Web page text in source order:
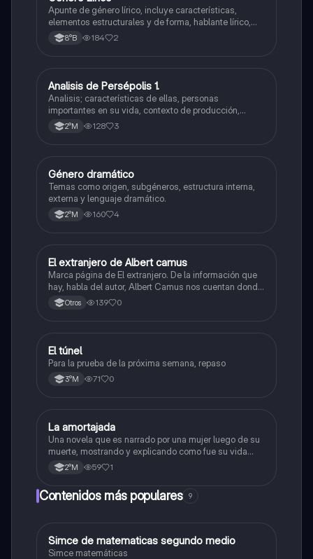
Apunte de género lírico, incluye características,
elementos estructurales y de forma, hablante lírico,
objeto lírico, motivo lírico, temple de ánimo, actitudes
líricas y sinalefa.
8°B 184 2
Lengua y Comunicación
Analisis de Persépolis 1.
Analisis; características de ellas, personas
importantes en su vida, contexto de producción,
visión de mundo, etc.
2°M 128 3
Lengua y Comunicación
Género dramático
Temas como origen, subgéneros, estructura interna,
externa y lenguaje dramático.
2°M 160 4
Lengua y Comunicación
El extranjero de Albert camus
Marca página de El extranjero. De la información que
hay, habla del autor, Albert Camus nos cuentan donde
nace, la fecha y premios, Nos dan el contexto histórico
cuando se escribió este libro y aspectos de la obra.
Otros 139 0
Lengua y Comunicación
El túnel
Para la prueba de la próxima semana, repaso
3°M 71 0
Lengua y Comunicación
La amortajada
Una novela que es narrado por una mujer luego de su
muerte, mostrando y explicando como fue su vida
antes de morir.
2°M 59 1
Contenidos más populares 9
Matemáticas
Simce de matematicas segundo medio
Simce matemáticas